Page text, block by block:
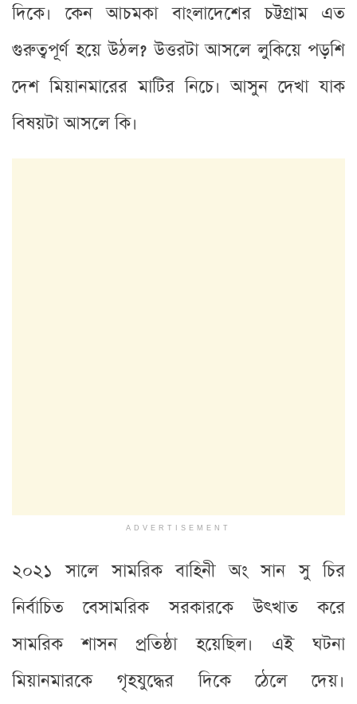
দিকে। কেন আচমকা বাংলাদেশের চট্টগ্রাম এত
গুরুত্বপূর্ণ হয়ে উঠল? উত্তরটা আসলে লুকিয়ে পড়শি
দেশ মিয়ানমারের মাটির নিচে। আসুন দেখা যাক
বিষয়টা আসলে কি।
ADVERTISEMENT
২০২১ সালে সামরিক বাহিনী অং সান সু চির
নির্বাচিত বেসামরিক সরকারকে উৎখাত করে
সামরিক শাসন প্রতিষ্ঠা হয়েছিল। এই ঘটনা
মিয়ানমারকে গৃহযুদ্ধের দিকে ঠেলে দেয়।